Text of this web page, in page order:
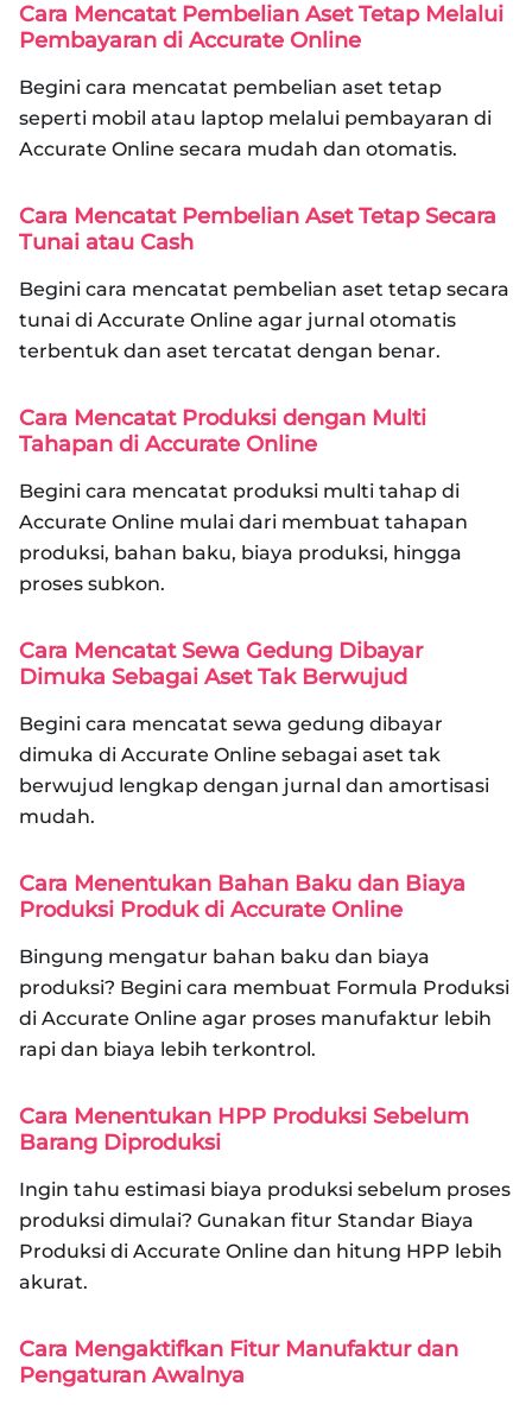
Cara Mencatat Pembelian Aset Tetap Melalui
Pembayaran di Accurate Online
Begini cara mencatat pembelian aset tetap
seperti mobil atau laptop melalui pembayaran di
Accurate Online secara mudah dan otomatis.
Cara Mencatat Pembelian Aset Tetap Secara
Tunai atau Cash
Begini cara mencatat pembelian aset tetap secara
tunai di Accurate Online agar jurnal otomatis
terbentuk dan aset tercatat dengan benar.
Cara Mencatat Produksi dengan Multi
Tahapan di Accurate Online
Begini cara mencatat produksi multi tahap di
Accurate Online mulai dari membuat tahapan
produksi, bahan baku, biaya produksi, hingga
proses subkon.
Cara Mencatat Sewa Gedung Dibayar
Dimuka Sebagai Aset Tak Berwujud
Begini cara mencatat sewa gedung dibayar
dimuka di Accurate Online sebagai aset tak
berwujud lengkap dengan jurnal dan amortisasi
mudah.
Cara Menentukan Bahan Baku dan Biaya
Produksi Produk di Accurate Online
Bingung mengatur bahan baku dan biaya
produksi? Begini cara membuat Formula Produksi
di Accurate Online agar proses manufaktur lebih
rapi dan biaya lebih terkontrol.
Cara Menentukan HPP Produksi Sebelum
Barang Diproduksi
Ingin tahu estimasi biaya produksi sebelum proses
produksi dimulai? Gunakan fitur Standar Biaya
Produksi di Accurate Online dan hitung HPP lebih
akurat.
Cara Mengaktifkan Fitur Manufaktur dan
Pengaturan Awalnya